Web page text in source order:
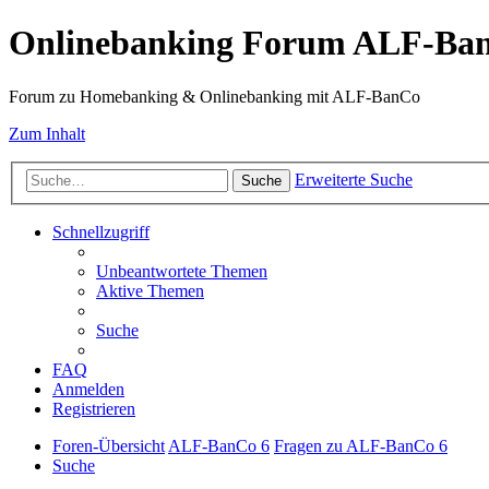
Onlinebanking Forum ALF-
Forum zu Homebanking & Onlinebanking mit ALF-BanCo
Zum Inhalt
Suche Erweiterte Suche
Schnellzugriff
Unbeantwortete Themen
Aktive Themen
Suche
FAQ
Anmelden
Registrieren
Foren-ÜbersichtALF-BanCo 6 Fragen zu ALF-BanCo 6
Suche